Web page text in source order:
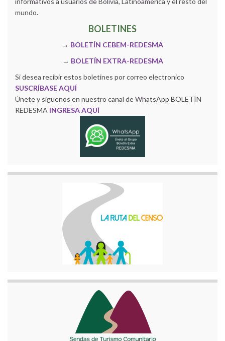
mundo.
BOLETINES
→ BOLETÍN CEBEM-REDESMA
→ BOLETÍN EXTRA-REDESMA
Si desea recibir estos boletines por correo electronico
SUSCRÍBASE AQUÍ
Únete y siguenos en nuestro canal de WhatsApp BOLETÍN
REDESMA INGRESA AQUÍ